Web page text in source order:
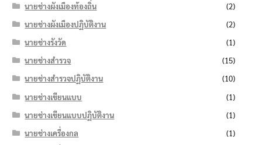
นายช่างผังเมืองท้องถิ่น
(2)
นายช่างผังเมืองปฏิบัติงาน
(2)
นายช่างรังวัด
(1)
นายช่างสำรวจ
(15)
นายช่างสำรวจปฏิบัติงาน
(10)
นายช่างเขียนแบบ
(1)
นายช่างเขียนแบบปฏิบัติงาน
(1)
นายช่างเครื่องกล
(1)